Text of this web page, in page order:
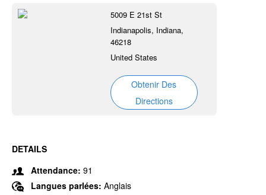
5009 E 21st St
Indianapolis, Indiana,
46218
United States
Obtenir Des
Directions
DETAILS
Attendance: 91
Langues parlées: Anglais